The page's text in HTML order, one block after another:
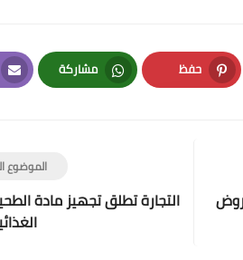
حفظ
Pinterest
مشاركة
Whatsapp
الموضوع
التجارة تطلق تجهيز مادة